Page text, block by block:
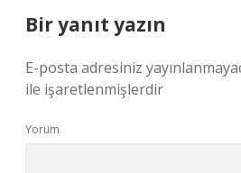
Bir yanıt yazın
E-posta adresiniz
ile işaretlenmişlerdir
Yorum